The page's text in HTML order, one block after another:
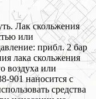
Лак скольжения
или
прибл. 2 бар
лака скольжения
воздуха или
901 наносится с
средства